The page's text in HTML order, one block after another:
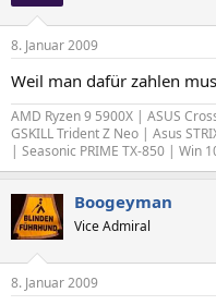
8. Januar 2009
Weil man dafür zahlen
AMD Ryzen 9 5900X | ASUS
GSKILL Trident Z Neo | Asus
| Seasonic PRIME TX-850 | Win
Boogeyman
Vice Admiral
8. Januar 2009